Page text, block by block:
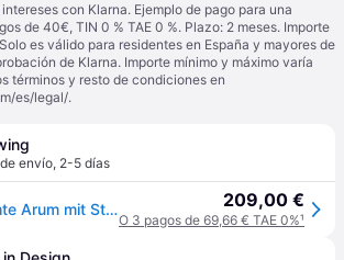
con Klarna. Ejemplo de pago para una
de 40€, TIN 0 % TAE 0 %. Plazo: 2 meses. Importe
es válido para residentes en España y mayores de
de Klarna. Importe mínimo y máximo varía
términos y resto de condiciones en
es/legal/.
envío, 2-5 días
Große Wandleuchte Arum mit Stecker, verstellbar 209,00 €
O 3 pagos de 69,66 € TAE 0%¹